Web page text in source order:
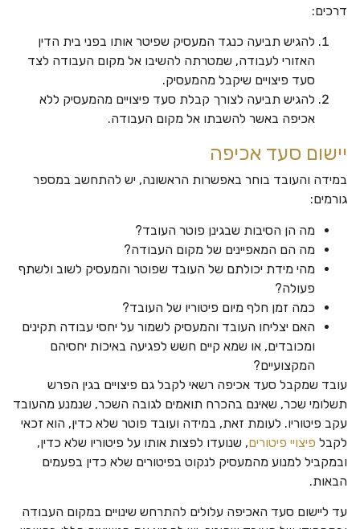
דרכים:
להגיש תביעה כנגד המעסיק שפיטר אותו בפני בית הדין
האזורי לעבודה, שמטרתה להשיבו אל מקום העבודה לצד
סעד פיצויים שיקבל מהמעסיק.
להגיש תביעה לצורך קבלת סעד פיצויים מהמעסיק ללא
אכיפה באשר להשבתו אל מקום העבודה.
יישום סעד אכיפה
במידה והעובד בוחר באפשרות הראשונה, יש להתחשב במספר
גורמים:
מה הן הסיבות שבגינן פוטר העובד?
מה הם המאפיינים של מקום העבודה?
מהי מידת יכולתם של העובד שפוטר והמעסיק לשוב ולשתף
פעולה?
כמה זמן חלף מיום פיטוריו של העובד?
האם יצליחו העובד והמעסיק לשמור על יחסי עבודה תקינים
ומכובדים, או שמא קיים חשש לפגיעה באיכות יחסיהם
המקצועיים?
עובד שמקבל סעד אכיפה רשאי לקבל גם פיצויים בגין הפרש
תשלומי שכר, שאינם בהכרח תואמים לגובה השכר, שנמנע מהעובד
עקב פיטוריו. לעומת זאת, במידה ועובד פוטר שלא כדין, הוא זכאי
לקבל פיצויי פיטורים, שנועדו לפצות אותו על פיטוריו שלא כדין,
ובמקביל למנוע מהמעסיק לנקוט בפיטורים שלא כדין בפעמים
הבאות.
עד ליישום סעד האכיפה עלולים להתרחש שינויים במקום העבודה